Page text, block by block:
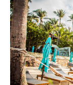
Airalo
Reisija
Kuldkaart
Platinum
Meist
Ettevõttest,
tööle, uudised...
Ettevõttest
Kontaktid